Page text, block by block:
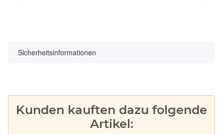
Sicherheitsinformationen
Kunden kauften dazu folgende
Artikel: